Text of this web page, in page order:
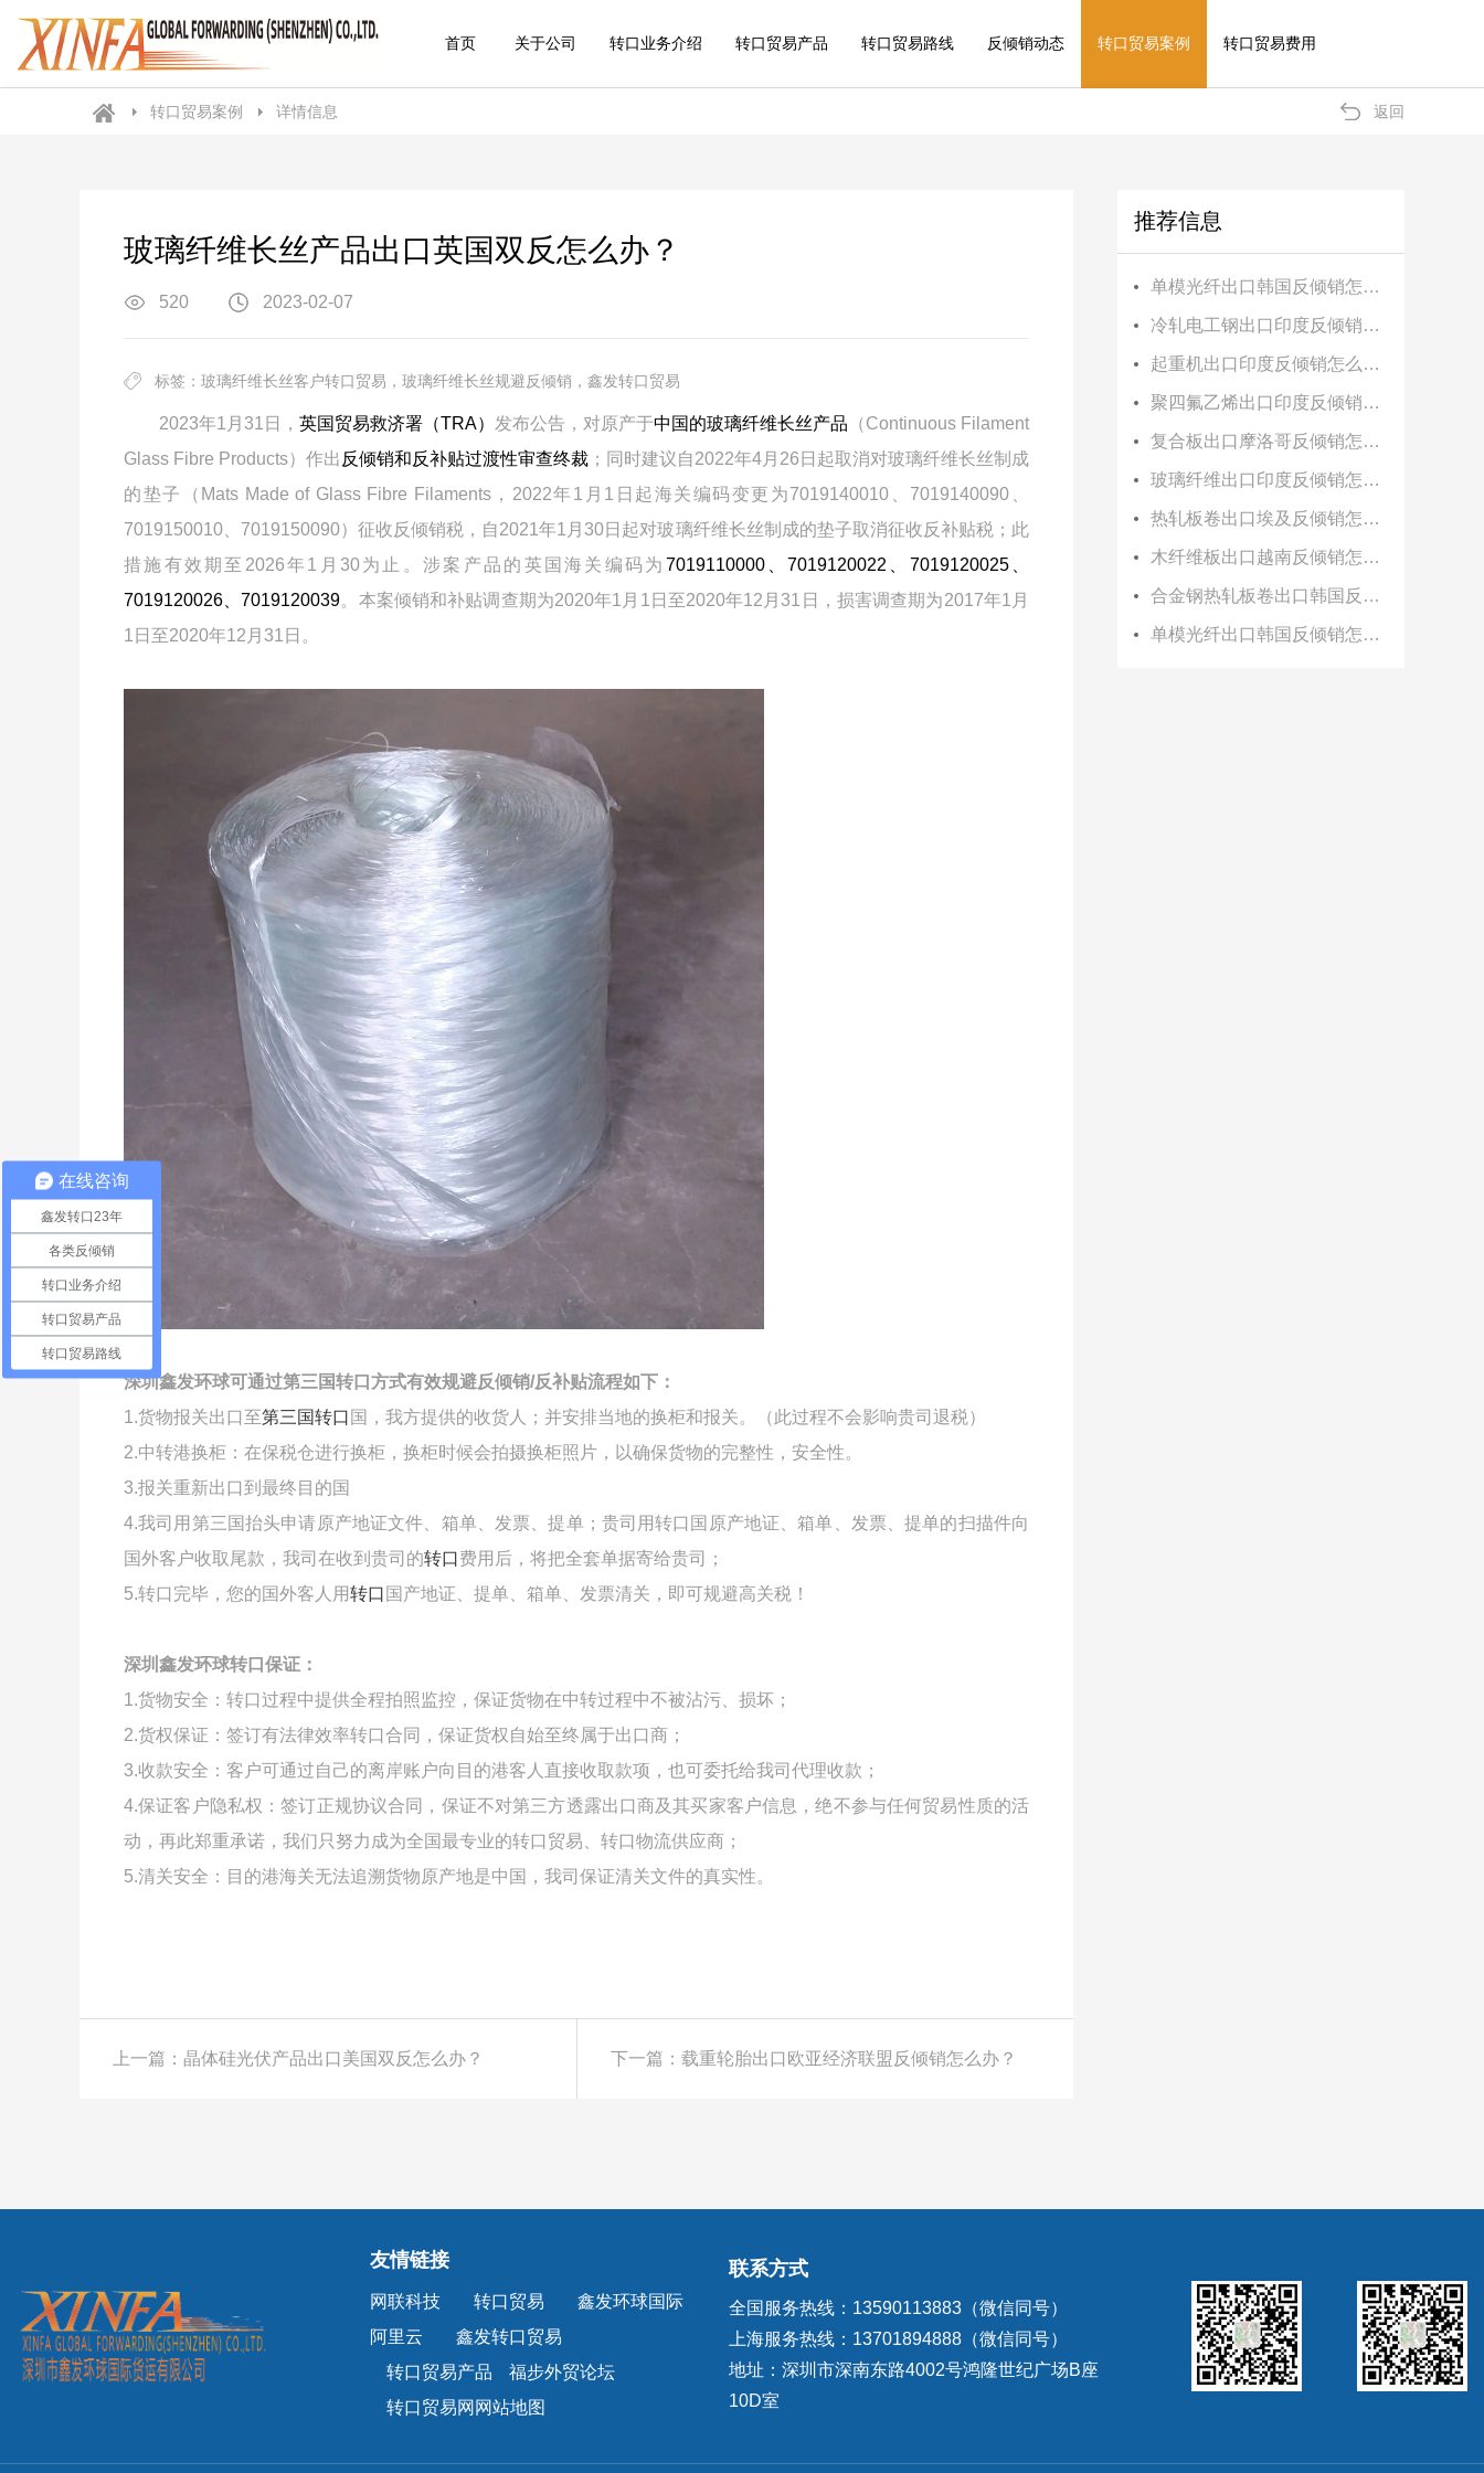
首页 关于公司 转口业务介绍 转口贸易产品 转口贸易路线 反倾销动态 转口贸易案例 转口贸易费用
转口贸易案例 详情信息 返回
玻璃纤维长丝产品出口英国双反怎么办？
520 2023-02-07
标签：玻璃纤维长丝客户转口贸易，玻璃纤维长丝规避反倾销，鑫发转口贸易
2023年1月31日， 英国贸易救济署（TRA） 发布公告，对原产于中国的玻璃纤维长丝产品 （Continuous Filament
Glass Fibre Products）作出 反倾销和反补贴过渡性审查终裁 ；同时建议自2022年4月26日起取消对玻璃纤维长丝制成
的垫子（Mats Made of Glass Fibre Filaments，2022年1月1日起海关编码变更为7019140010、7019140090、
7019150010、7019150090）征收反倾销税，自2021年1月30日起对玻璃纤维长丝制成的垫子取消征收反补贴税；此
措施有效期至2026年1月30为止。涉案产品的英国海关编码为 7019110000、7019120022、7019120025、
7019120026、7019120039。本案倾销和补贴调查期为2020年1月1日至2020年12月31日，损害调查期为2017年1月
1日至2020年12月31日。
深圳鑫发环球可通过第三国转口方式有效规避反倾销/反补贴流程如下：
1.货物报关出口至第三国转口 国，我方提供的收货人；并安排当地的换柜和报关。（此过程不会影响贵司退税）
2.中转港换柜：在保税仓进行换柜，换柜时候会拍摄换柜照片，以确保货物的完整性，安全性。
3.报关重新出口到最终目的国
4.我司用第三国抬头申请原产地证文件、箱单、发票、提单；贵司用转口国原产地证、箱单、发票、提单的扫描件向
国外客户收取尾款，我司在收到贵司的转口费用后，将把全套单据寄给贵司；
5.转口完毕，您的国外客人用转口 国产地证、提单、箱单、发票清关，即可规避高关税！
深圳鑫发环球转口保证：
1.货物安全：转口过程中提供全程拍照监控，保证货物在中转过程中不被沾污、损坏；
2.货权保证：签订有法律效率转口合同，保证货权自始至终属于出口商；
3.收款安全：客户可通过自己的离岸账户向目的港客人直接收取款项，也可委托给我司代理收款；
4.保证客户隐私权：签订正规协议合同，保证不对第三方透露出口商及其买家客户信息，绝不参与任何贸易性质的活
动，再此郑重承诺，我们只努力成为全国最专业的转口贸易、转口物流供应商；
5.清关安全：目的港海关无法追溯货物原产地是中国，我司保证清关文件的真实性。
上一篇：晶体硅光伏产品出口美国双反怎么办？ 下一篇：载重轮胎出口欧亚经济联盟反倾销怎么办？
推荐信息
单模光纤出口韩国反倾销怎么办？
冷轧电工钢出口印度反倾销怎么办？
起重机出口印度反倾销怎么办？
聚四氟乙烯出口印度反倾销怎么办？
复合板出口摩洛哥反倾销怎么办？
玻璃纤维出口印度反倾销怎么办？
热轧板卷出口埃及反倾销怎么办？
木纤维板出口越南反倾销怎么办？
合金钢热轧板卷出口韩国反倾销怎么办？
单模光纤出口韩国反倾销怎么办？
友情链接
网联科技 转口贸易
鑫发环球国际
阿里云
鑫发转口贸易
转口贸易产品
福步外贸论坛
转口贸易网网站地图
联系方式
全国服务热线：13590113883（微信同号）
上海服务热线：13701894888（微信同号）
地址：深圳市深南东路4002号鸿隆世纪广场B座
10D室
在线咨询
鑫发转口23年
各类反倾销
转口业务介绍
转口贸易产品
转口贸易路线